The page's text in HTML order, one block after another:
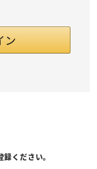
ください。